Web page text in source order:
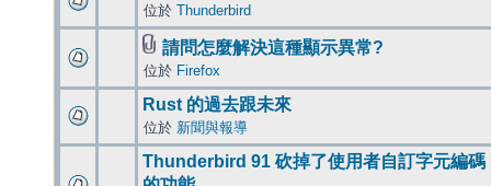
位於 Thunderbird
請問怎麼解決這種顯示異常?
位於 Firefox
Rust 的過去跟未來
位於 新聞與報導
Thunderbird 91 砍掉了使用者自訂字元編碼